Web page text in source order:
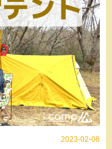
2023-02-08